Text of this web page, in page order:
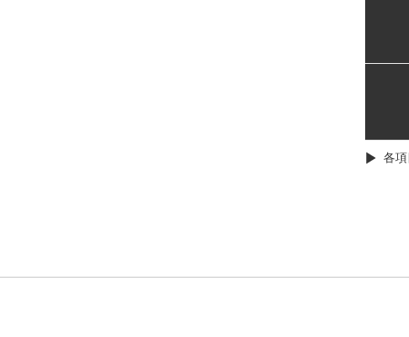
各項